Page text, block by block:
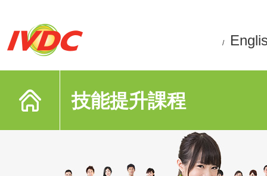
/
技能提升課程